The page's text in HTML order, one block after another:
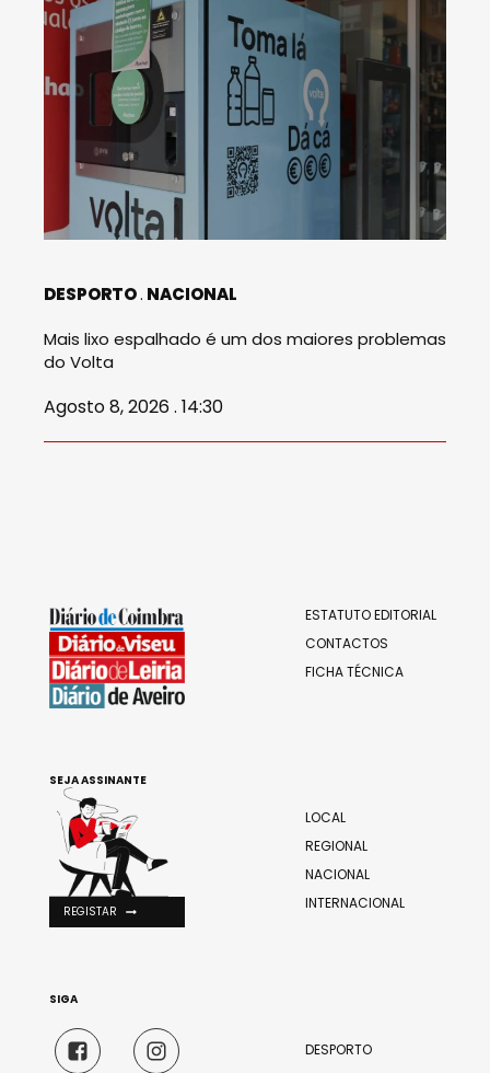
DESPORTO NACIONAL
Mais lixo espalhado é um dos maiores problemas
do Volta
Agosto 8, 2026 . 14:30
ESTATUTO EDITORIAL
CONTACTOS
FICHA TÉCNICA
LOCAL
REGIONAL
NACIONAL
INTERNACIONAL
DESPORTO
SEJA ASSINANTE
REGISTAR
SIGA